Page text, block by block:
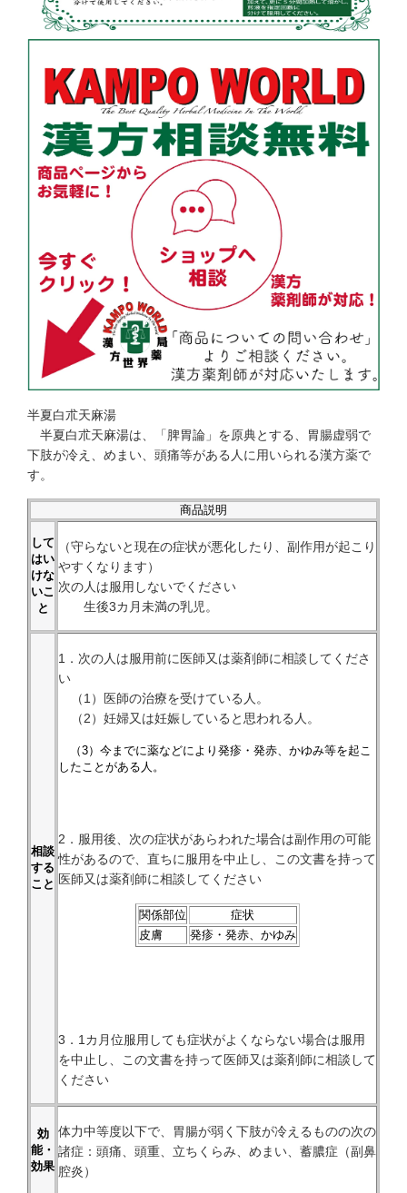
半夏白朮天麻湯
半夏白朮天麻湯は、「脾胃論」を原典とする、胃腸虚弱で
下肢が冷え、めまい、頭痛等がある人に用いられる漢方薬で
す。
商品説明
して
はい
けな
いこ
と
（守らないと現在の症状が悪化したり、副作用が起こり
やすくなります）
次の人は服用しないでください
生後3カ月未満の乳児。
相談
する
こと
1．次の人は服用前に医師又は薬剤師に相談してくださ
い
（1）医師の治療を受けている人。
（2）妊婦又は妊娠していると思われる人。
（3）今までに薬などにより発疹・発赤、かゆみ等を起こ
したことがある人。
2．服用後、次の症状があらわれた場合は副作用の可能
性があるので、直ちに服用を中止し、この文書を持って
医師又は薬剤師に相談してください
関係部位
症状
皮膚
発疹・発赤、かゆみ
3．1カ月位服用しても症状がよくならない場合は服用
を中止し、この文書を持って医師又は薬剤師に相談して
ください
効
能・
効果
体力中等度以下で、胃腸が弱く下肢が冷えるものの次の
諸症：頭痛、頭重、立ちくらみ、めまい、蓄膿症（副鼻
腔炎）